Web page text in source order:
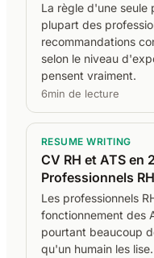
La règle d'une seule
plupart des
recommandations
selon le niveau
pensent vraiment.
6min de lecture
RESUME WRITING
CV RH et ATS en
Professionnels
Les professionnels
fonctionnement des
pourtant beaucoup
qu'un humain les